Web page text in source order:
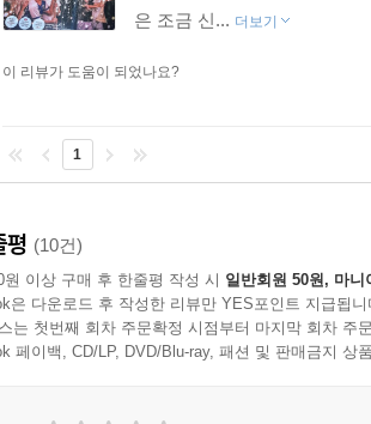
은 조금 신... 더보기
이 리뷰가 도움이 되었나요?
1
평 (10건)
원 이상 구매 후 한줄평 작성 시 일반회원 50원, 마니
은 다운로드 후 작성한 리뷰만 YES포인트 지급됩니
는 첫번째 회차 주문확정 시점부터 마지막 회차 주
페이백, CD/LP, DVD/Blu-ray, 패션 및 판매금지 상